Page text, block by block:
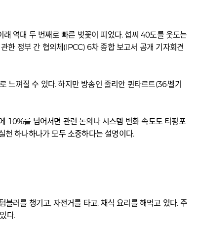
역대 두 번째로 빠른 벚꽃이 피었다. 섭씨 40도를 웃도는
한 정부 간 협의체(IPCC) 6차 종합 보고서 공개 기자회견
느껴질 수 있다. 하지만 방송인 줄리안 퀸타르트(36·벨기
10%를 넘어서면 관련 논의나 시스템 변화 속도도 티핑포
천 하나하나가 모두 소중하다는 설명이다.
러를 챙기고, 자전거를 타고, 채식 요리를 해먹고 있다. 주
다.